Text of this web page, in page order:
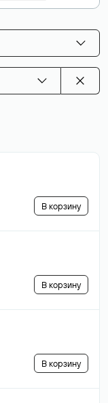
В корзину
В корзину
В корзину